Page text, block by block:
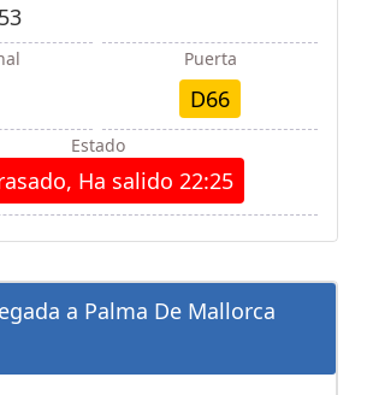
Puerta
D66
Estado
Ha salido 22:25
a Palma De Mallorca